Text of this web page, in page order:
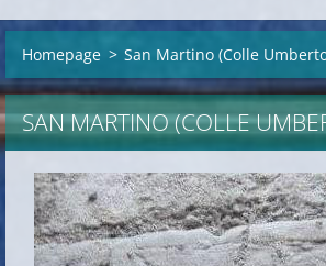
Homepage > San Martino (Colle
SAN MARTINO (COLLE